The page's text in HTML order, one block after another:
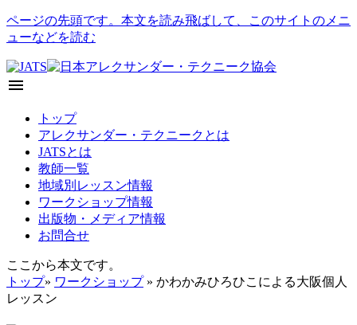
ページの先頭です。本文を読み飛ばして、このサイトのメニ
ューなどを読む
menu
トップ
アレクサンダー・テクニークとは
JATSとは
教師一覧
地域別レッスン情報
ワークショップ情報
出版物・メディア情報
お問合せ
ここから本文です。
トップ» ワークショップ» かわかみひろひこによる大阪個人
レッスン